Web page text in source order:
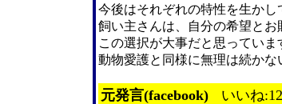
今後はそれぞれの特性を生かし
飼い主さんは、自分の希望とお
この選択が大事だと思っていま
動物愛護と同様に無理は続かな
元発言(facebook) いいね